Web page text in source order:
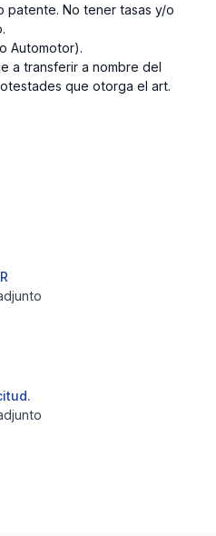
patente. No tener tasas y/o
Automotor).
a transferir a nombre del
que otorga el art.